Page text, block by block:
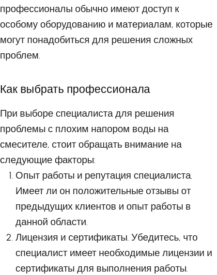
профессионалы обычно имеют доступ к
особому оборудованию и материалам, которые
могут понадобиться для решения сложных
проблем.
Как выбрать профессионала
При выборе специалиста для решения
проблемы с плохим напором воды на
смесителе, стоит обращать внимание на
следующие факторы:
Опыт работы и репутация специалиста.
Имеет ли он положительные отзывы от
предыдущих клиентов и опыт работы в
данной области.
Лицензия и сертификаты. Убедитесь, что
специалист имеет необходимые лицензии и
сертификаты для выполнения работы.